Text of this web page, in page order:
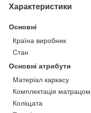
Характеристики
Основні
Країна виробник
Стан
Основні атрибути
Матеріал каркасу
Комплектація матрацом
Коліщата